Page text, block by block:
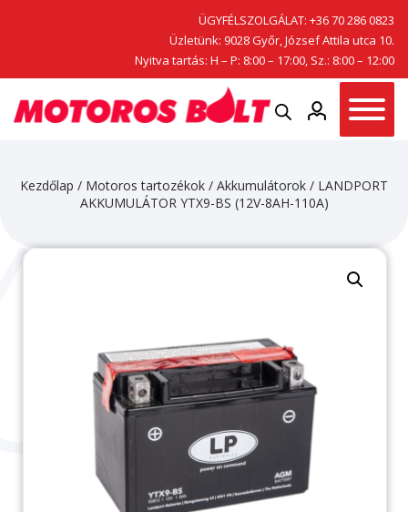
ÜGYFÉLSZOLGÁLAT: +36 70 286 0823
Üzletünk: 9028 Győr, József Attila utca 10.
Nyitva tartás: H – P: 8:00 – 17:00, Sz.: 8:00 – 12:00
Kezdőlap / Motoros tartozékok / Akkumulátorok / LANDPORT
AKKUMULÁTOR YTX9-BS (12V-8AH-110A)